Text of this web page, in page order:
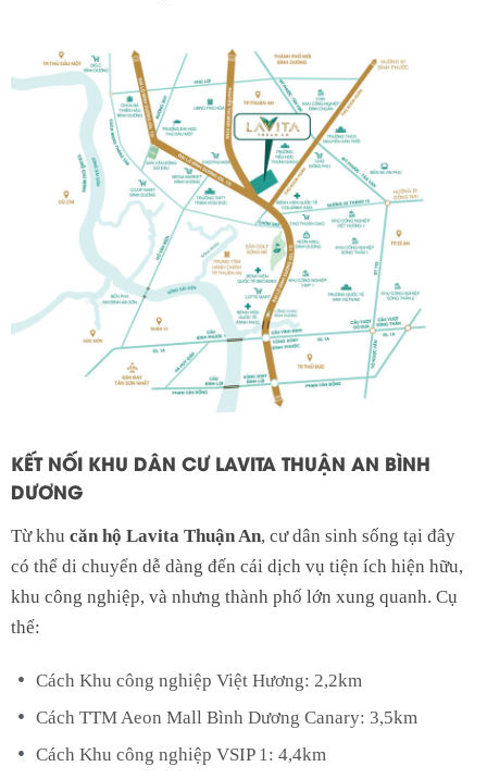
KẾT NỐI KHU DÂN CƯ LAVITA THUẬN AN BÌNH
DƯƠNG
Từ khu căn hộ Lavita Thuận An, cư dân sinh sống tại đây
có thể di chuyển dễ dàng đến cái dịch vụ tiện ích hiện hữu,
khu công nghiệp, và nhưng thành phố lớn xung quanh. Cụ
thể:
Cách Khu công nghiệp Việt Hương: 2,2km
Cách TTM Aeon Mall Bình Dương Canary: 3,5km
Cách Khu công nghiệp VSIP 1: 4,4km